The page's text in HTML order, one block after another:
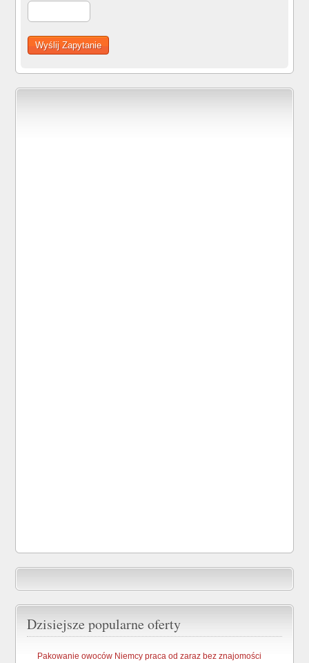
Dzisiejsze popularne oferty
Pakowanie owoców Niemcy praca od zaraz bez znajomości